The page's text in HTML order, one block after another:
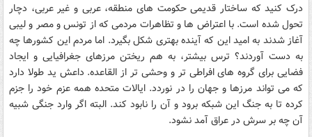
درک کنید که ساختار قدیمی حکومت های منطقه، عربی و غیر عربی، دچار
تحول شده است. با اعتراض ها و تظاهرات مردمی که از تونس و مصر و لیبی
آغاز شدند به امید این که آینده بهتری شکل بگیرد. اما مردم این کشورها چه
به دست آوردند؟ ترس بیشتر، به هم ریختن مرزهای جغرافیایی و ایجاد
فضایی برای گروه های افراطی تر و وحشی تر از القاعده. داعش ید طولا دارد
که می تواند مرزها و جهان را در نوردد. ایالات متحده همه عزم خود را جزم
کرده تا به جنگ این شبکه برود و آن را نابود کند. البته اگر وارد جنگی شبیه
آن چه بر سرش در عراق آمد نشود.